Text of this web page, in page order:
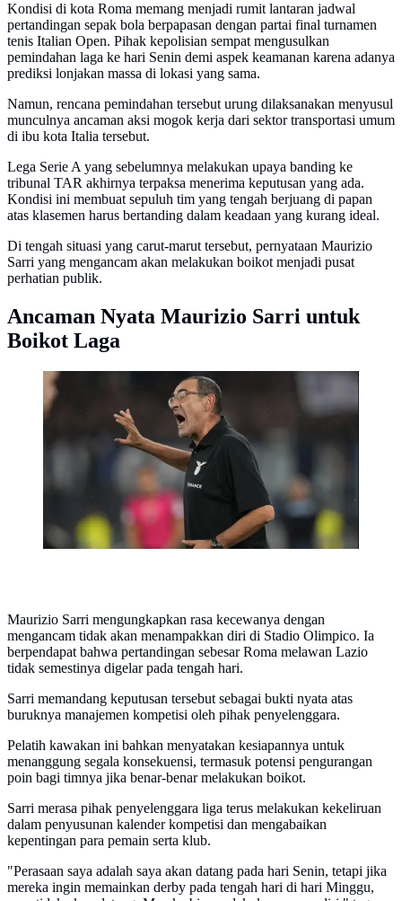
Kondisi di kota Roma memang menjadi rumit lantaran jadwal
pertandingan sepak bola berpapasan dengan partai final turnamen
tenis Italian Open. Pihak kepolisian sempat mengusulkan
pemindahan laga ke hari Senin demi aspek keamanan karena adanya
prediksi lonjakan massa di lokasi yang sama.
Namun, rencana pemindahan tersebut urung dilaksanakan menyusul
munculnya ancaman aksi mogok kerja dari sektor transportasi umum
di ibu kota Italia tersebut.
Lega Serie A yang sebelumnya melakukan upaya banding ke
tribunal TAR akhirnya terpaksa menerima keputusan yang ada.
Kondisi ini membuat sepuluh tim yang tengah berjuang di papan
atas klasemen harus bertanding dalam keadaan yang kurang ideal.
Di tengah situasi yang carut-marut tersebut, pernyataan Maurizio
Sarri yang mengancam akan melakukan boikot menjadi pusat
perhatian publik.
Ancaman Nyata Maurizio Sarri untuk
Boikot Laga
Pelatih Lazio Maurizio Sarri juga mendapatkan kartu
kuning dari wasit pada menit ke-90 saat timnya
melawan Napoli. (AP Photo/Andrew Medichini)
Maurizio Sarri mengungkapkan rasa kecewanya dengan
mengancam tidak akan menampakkan diri di Stadio Olimpico. Ia
berpendapat bahwa pertandingan sebesar Roma melawan Lazio
tidak semestinya digelar pada tengah hari.
Sarri memandang keputusan tersebut sebagai bukti nyata atas
buruknya manajemen kompetisi oleh pihak penyelenggara.
Pelatih kawakan ini bahkan menyatakan kesiapannya untuk
menanggung segala konsekuensi, termasuk potensi pengurangan
poin bagi timnya jika benar-benar melakukan boikot.
Sarri merasa pihak penyelenggara liga terus melakukan kekeliruan
dalam penyusunan kalender kompetisi dan mengabaikan
kepentingan para pemain serta klub.
"Perasaan saya adalah saya akan datang pada hari Senin, tetapi jika
mereka ingin memainkan derby pada tengah hari di hari Minggu,